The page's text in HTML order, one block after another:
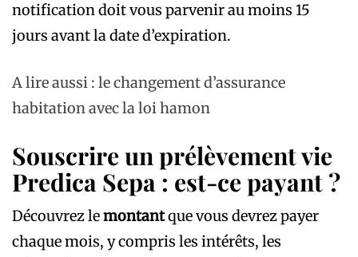
notification doit vous parvenir au moins 15
jours avant la date d’expiration.
A lire aussi : le changement d’assurance
habitation avec la loi hamon
Souscrire un prélèvement vie
Predica Sepa : est-ce payant ?
Découvrez lemontantque vous devrez payer
chaque mois, y compris les intérêts, les